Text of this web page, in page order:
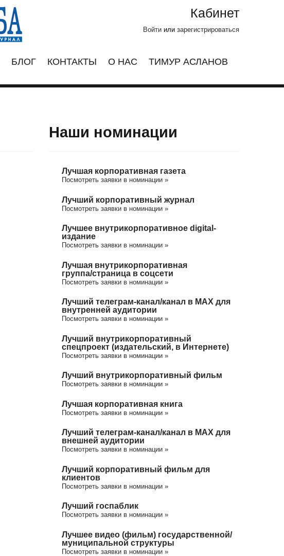
Кабинет
Войти или зарегистрироваться
БЛОГ КОНТАКТЫ О НАС ТИМУР АСЛАНОВ
Наши номинации
Лучшая корпоративная газета
Посмотреть заявки в номинации »
Лучший корпоративный журнал
Посмотреть заявки в номинации »
Лучшее внутрикорпоративное digital-
издание
Посмотреть заявки в номинации »
Лучшая внутрикорпоративная
группа/cтраница в соцсети
Посмотреть заявки в номинации »
Лучший телеграм-канал/канал в МАХ для
внутренней аудитории
Посмотреть заявки в номинации »
Лучший внутрикорпоративный
спецпроект (издательский, в Интернете)
Посмотреть заявки в номинации »
Лучший внутрикорпоративный фильм
Посмотреть заявки в номинации »
Лучшая корпоративная книга
Посмотреть заявки в номинации »
Лучший телеграм-канал/канал в МАХ для
внешней аудитории
Посмотреть заявки в номинации »
Лучший корпоративный фильм для
клиентов
Посмотреть заявки в номинации »
Лучший госпаблик
Посмотреть заявки в номинации »
Лучшее видео (фильм) государственной/
муниципальной структуры
Посмотреть заявки в номинации »